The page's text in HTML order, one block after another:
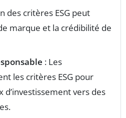
des critères ESG peut
marque et la crédibilité de
: Les
les critères ESG pour
vers des